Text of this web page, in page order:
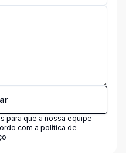
para que a nossa equipe
com a política de